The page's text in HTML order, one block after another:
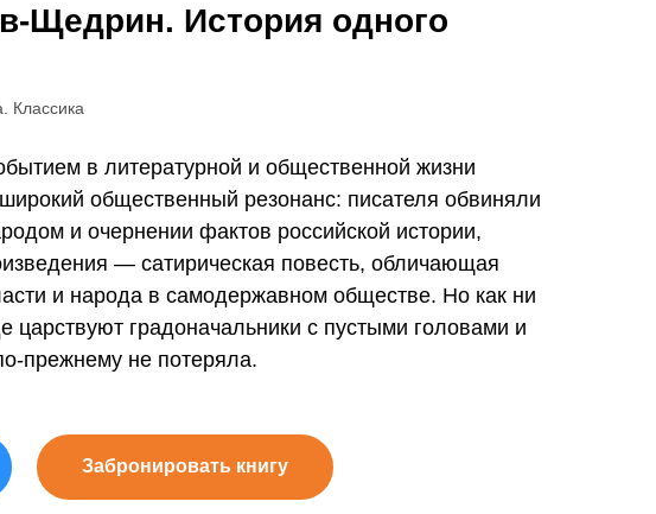
Щедрин. История одного
в литературной и общественной жизни
общественный резонанс: писателя обвиняли
и очернении фактов российской истории,
— сатирическая повесть, обличающая
и народа в самодержавном обществе. Но как ни
царствуют градоначальники с пустыми головами и
прежнему не потеряла.
Классика
Забронировать книгу